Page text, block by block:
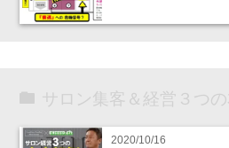
サロン集客＆経営３つの
2020/10/16